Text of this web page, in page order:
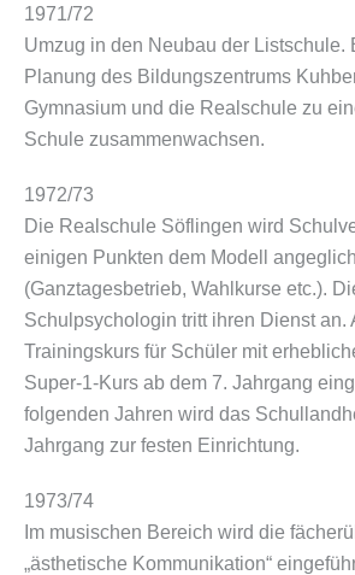
1971/72
Umzug in den Neubau der Listschule.
Planung des Bildungszentrums
Gymnasium und die Realschule zu
Schule zusammenwachsen.
1972/73
Die Realschule Söflingen wird
einigen Punkten dem Modell
(Ganztagesbetrieb, Wahlkurse etc.).
Schulpsychologin tritt ihren Dienst an.
Trainingskurs für Schüler mit
Super-1-Kurs ab dem 7. Jahrgang
folgenden Jahren wird das
Jahrgang zur festen Einrichtung.
1973/74
Im musischen Bereich wird die
„ästhetische Kommunikation“